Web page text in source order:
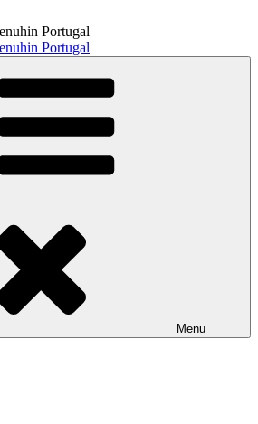
Portugal
Fundação Internacional Yehudi Menuhin
Menu